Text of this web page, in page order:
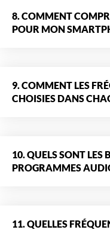
8. COMMENT
POUR MON
9. COMMENT LES
CHOISIES DANS
10. QUELS SONT LES
PROGRAMMES
11. QUELLES